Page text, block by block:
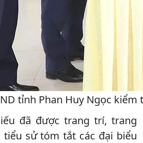
tỉnh Phan Huy Ngọc
đã được trang trí, trang
tiểu sử tóm tắt các đại biểu